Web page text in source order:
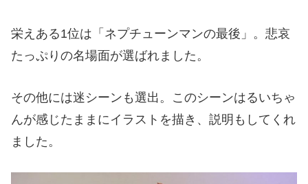
栄えある1位は「ネプチューンマンの最後」。悲哀
たっぷりの名場面が選ばれました。
その他には迷シーンも選出。このシーンはるいちゃ
んが感じたままにイラストを描き、説明もしてくれ
ました。